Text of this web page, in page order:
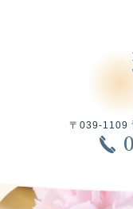
〒039-1109